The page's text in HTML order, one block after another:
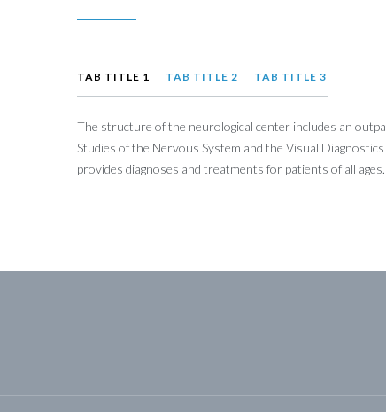
TAB TITLE 1 TAB TITLE 2 TAB TITLE 3
The structure of the neurological center includes an
Studies of the Nervous System and the Visual
provides diagnoses and treatments for patients of all ages.